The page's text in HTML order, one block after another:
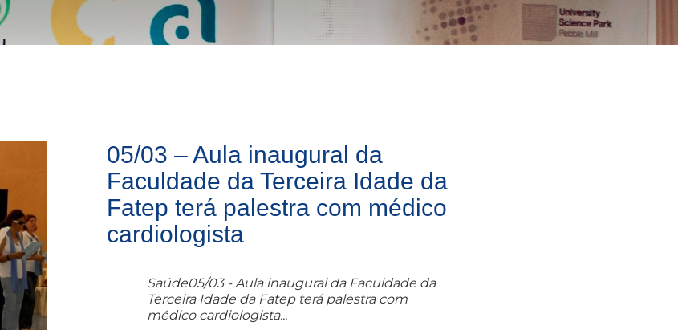
05/03 – Aula inaugural da
Faculdade da Terceira Idade da
Fatep terá palestra com médico
cardiologista
Saúde05/03 - Aula inaugural da Faculdade da
Terceira Idade da Fatep terá palestra com
médico cardiologista...